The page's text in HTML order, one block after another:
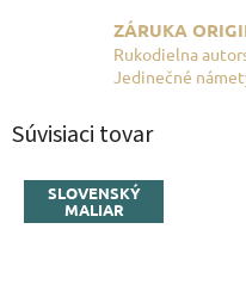
ZÁRUKA
Rukodielna
Jedinečné
Súvisiaci tovar
SLOVENSKÝ
MALIAR